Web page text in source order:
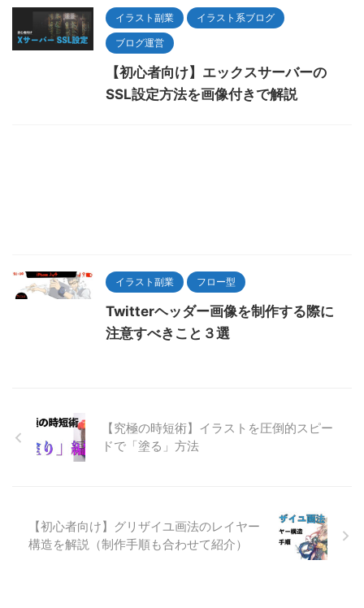
イラスト副業 イラスト系ブログ
ブログ運営
【初心者向け】エックスサーバーの
SSL設定方法を画像付きで解説
イラスト副業 フロー型
Twitterヘッダー画像を制作する際に
注意すべきこと３選
【究極の時短術】イラストを圧倒的スピー
ドで「塗る」方法
【初心者向け】グリザイユ画法のレイヤー
構造を解説（制作手順も合わせて紹介）